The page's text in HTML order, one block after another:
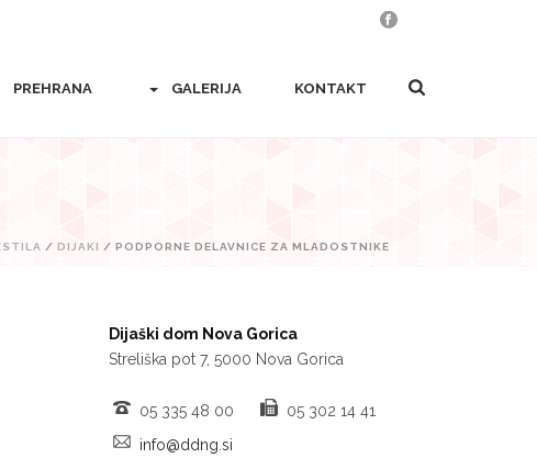
PREHRANA GALERIJA KONTAKT
/ DIJAKI / PODPORNE DELAVNICE ZA MLADOSTNIKE
Dijaški dom Nova Gorica
Streliška pot 7, 5000 Nova Gorica
05 335 48 00
05 302 14 41
info@ddng.si